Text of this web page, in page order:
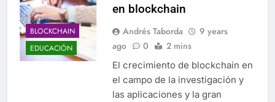
BLOCKCHAIN
EDUCACIÓN
en blockchain
Andrés Taborda
9 years
ago
0 2 mins
El crecimiento de blockchain en
el campo de la investigación y
las aplicaciones y la gran